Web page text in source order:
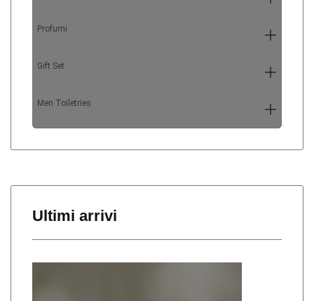
Profumi
Gift Set
Men Toiletries
Ultimi arrivi